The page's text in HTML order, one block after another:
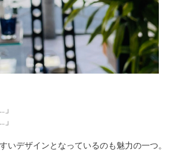
いデザインとなっているのも魅力の一つ。